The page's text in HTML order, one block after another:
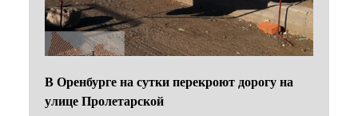
В Оренбурге на сутки перекроют дорогу на
улице Пролетарской